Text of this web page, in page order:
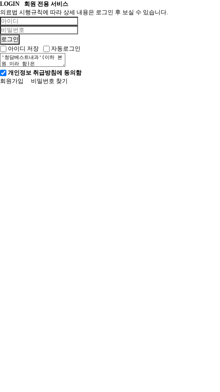
LOGIN 회원 전용 서비스
의료법 시행규칙에 따라 상세 내용은 로그인 후 보실 수 있습니다.
아이디 저장 자동로그인
개인정보 취급방침에 동의함
회원가입
비밀번호 찾기